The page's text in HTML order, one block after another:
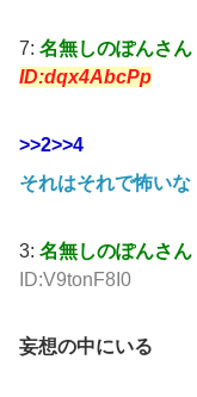
7: 名無しのぽんさん
ID:dqx4AbcPp
>>2>>4
それはそれで怖いな
3: 名無しのぽんさん
ID:V9tonF8I0
妄想の中にいる